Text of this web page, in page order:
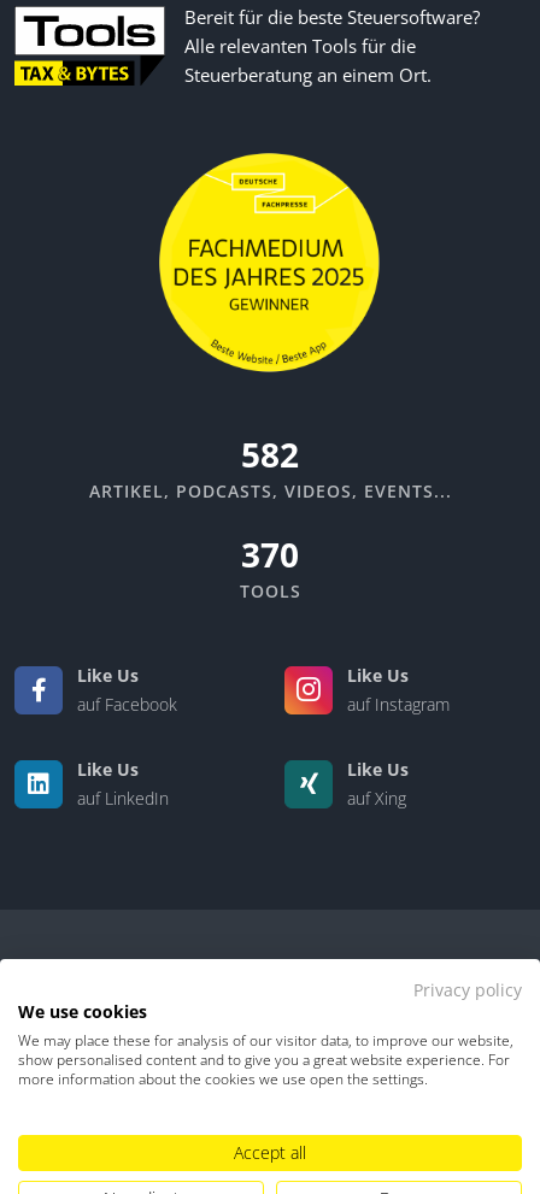
Bereit für die beste Steuersoftware?
Alle relevanten Tools für die
Steuerberatung an einem Ort.
635
ARTIKEL, PODCASTS, VIDEOS, EVENTS...
370
TOOLS
Like Us
auf Facebook
Like Us
auf Instagram
Like Us
auf LinkedIn
Like Us
auf Xing
Kontakt | Über uns
Impressum
Hinweisgebersystem
Umgang mit KI
Privacy policy
We use cookies
We may place these for analysis of our visitor data, to improve our website,
show personalised content and to give you a great website experience. For
more information about the cookies we use open the settings.
Accept all